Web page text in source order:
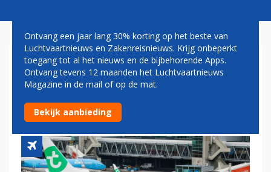
TRANSAVIA START
REPATRIËRINGSVLUCHTEN
VANUIT MAROKKO
Ontvang een jaar lang 30% korting op het beste van
Luchtvaartnieuws en Zakenreisnieuws. Krijg onbeperkt
toegang tot al het nieuws en de bijbehorende Apps.
Ontvang tevens 12 maanden het Luchtvaartnieuws
Magazine in de mail of op de mat.
Bekijk aanbieding